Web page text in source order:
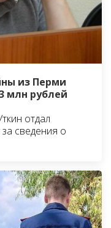
из Перми
млн рублей
отдал
сведения о